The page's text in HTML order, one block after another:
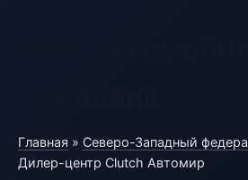
Главная » Северо-Западный
Дилер-центр Clutch Автомир